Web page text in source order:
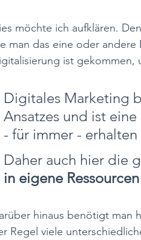
möchte ich aufklären.
man das eine oder
ist gekommen,
Digitales Marketing
Ansatzes und ist
- für immer -
Daher auch hier die
in eigene
hinaus benötigt man
Regel viele